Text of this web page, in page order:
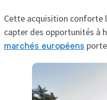
Cette acquisition conforte
capter des opportunités à
marchés européens